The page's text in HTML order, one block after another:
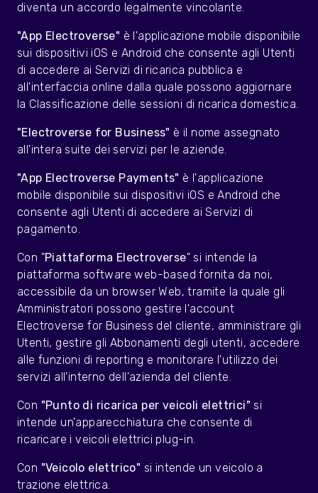
diventa un accordo legalmente vincolante.
"App Electroverse" è l'applicazione mobile disponibile
sui dispositivi iOS e Android che consente agli Utenti
di accedere ai Servizi di ricarica pubblica e
all'interfaccia online dalla quale possono aggiornare
la Classificazione delle sessioni di ricarica domestica.
"Electroverse for Business" è il nome assegnato
all'intera suite dei servizi per le aziende.
"App Electroverse Payments" è l'applicazione
mobile disponibile sui dispositivi iOS e Android che
consente agli Utenti di accedere ai Servizi di
pagamento.
Con "Piattaforma Electroverse" si intende la
piattaforma software web-based fornita da noi,
accessibile da un browser Web, tramite la quale gli
Amministratori possono gestire l'account
Electroverse for Business del cliente, amministrare gli
Utenti, gestire gli Abbonamenti degli utenti, accedere
alle funzioni di reporting e monitorare l'utilizzo dei
servizi all'interno dell'azienda del cliente.
Con "Punto di ricarica per veicoli elettrici" si
intende un'apparecchiatura che consente di
ricaricare i veicoli elettrici plug-in.
Con "Veicolo elettrico" si intende un veicolo a
trazione elettrica.